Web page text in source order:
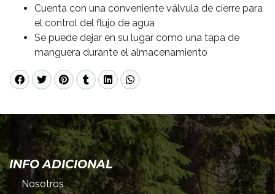
Cuenta con una conveniente válvula de cierre para
el control del flujo de agua
Se puede dejar en su lugar como una tapa de
manguera durante el almacenamiento
INFO ADICIONAL
Nosotros